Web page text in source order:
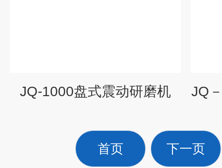
JQ-1000盘式震动研磨机 JQ
首页 下一页